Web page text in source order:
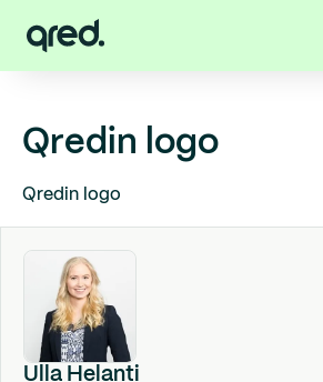
Qredin logo
Qredin logo
Ulla Helanti